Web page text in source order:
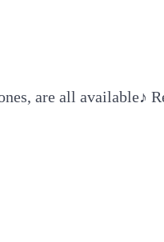
are all available♪